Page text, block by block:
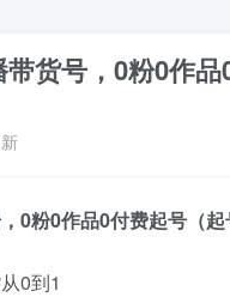
货号，0粉0作
，0粉0作品0付费起号（
0到1